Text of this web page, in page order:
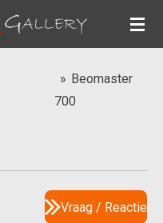
» Beomaster
700
Vraag / Reactie